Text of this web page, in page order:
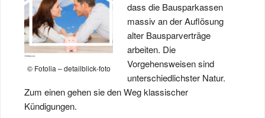
© Fotolia – detailblick-foto
dass die Bausparkassen
massiv an der Auflösung
alter Bausparverträge
arbeiten. Die
Vorgehensweisen sind
unterschiedlichster Natur.
Zum einen gehen sie den Weg klassischer
Kündigungen.